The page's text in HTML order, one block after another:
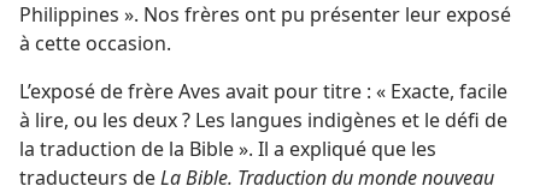
Philippines ». Nos frères ont pu présenter leur exposé
à cette occasion.
L’exposé de frère Aves avait pour titre : « Exacte, facile
à lire, ou les deux ? Les langues indigènes et le défi de
la traduction de la Bible ». Il a expliqué que les
traducteurs deLa Bible. Traduction du monde nouveau